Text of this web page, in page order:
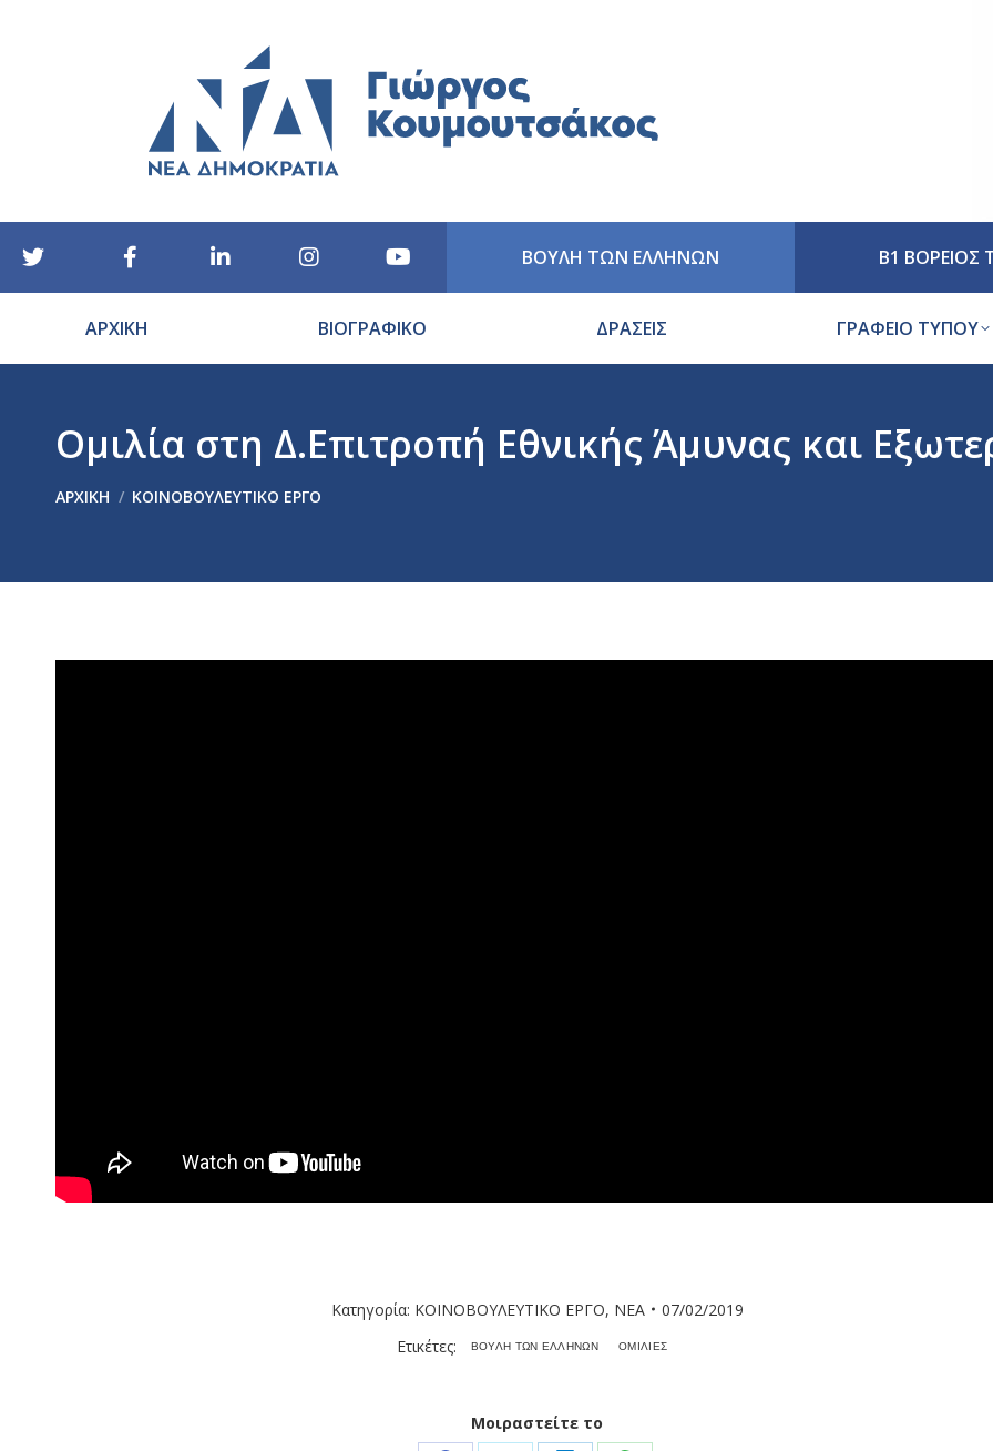
ΒΟΥΛΗ ΤΩΝ ΕΛΛΗΝΩΝ Β1 ΒΟΡΕΙΟΣ
ΑΡΧΙΚΗ ΒΙΟΓΡΑΦΙΚΟ ΔΡΑΣΕΙΣ ΓΡΑΦΕΙΟ ΤΥΠΟΥ
Ομιλία στη Δ.Επιτροπή Εθνικής Άμυνας και
ΑΡΧΙΚΉ ΚΟΙΝΟΒΟΥΛΕΥΤΙΚΟ ΕΡΓΟ
Κατηγορία: ΚΟΙΝΟΒΟΥΛΕΥΤΙΚΟ ΕΡΓΟ, ΝΕΑ
07/02/2019
Ετικέτες:
ΒΟΥΛΗ ΤΩΝ ΕΛΛΗΝΩΝ ΟΜΙΛΙΕΣ
Μοιραστείτε το